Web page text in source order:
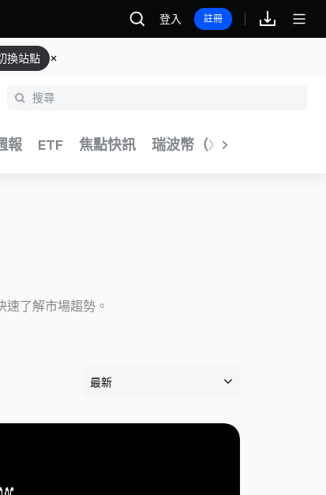
登入 註冊
換站點
報 ETF 焦點快訊 瑞波幣（XRP）
了解市場趨勢。